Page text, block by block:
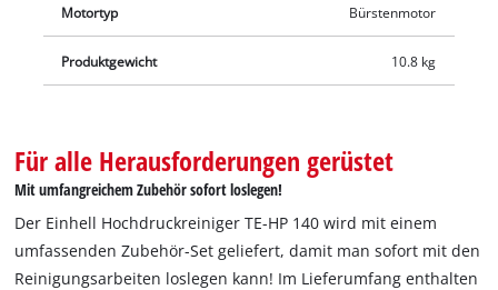
Motortyp Bürstenmotor
Produktgewicht 10.8 kg
Für alle Herausforderungen gerüstet
Mit umfangreichem Zubehör sofort loslegen!
Der Einhell Hochdruckreiniger TE-HP 140 wird mit einem
umfassenden Zubehör-Set geliefert, damit man sofort mit den
Reinigungsarbeiten loslegen kann! Im Lieferumfang enthalten